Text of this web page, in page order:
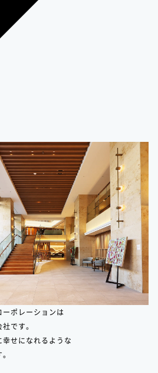
ーポレーションは
です。
幸せになれるような